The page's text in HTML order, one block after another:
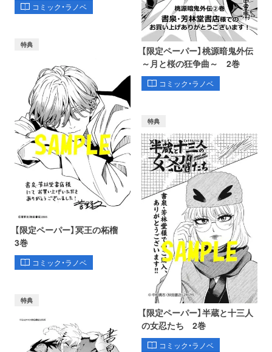
コミック・ラノベ
【限定ペーパー】桃源暗鬼外伝
～月と桜の狂争曲～ 2巻
コミック・ラノベ
特典
【限定ペーパー】冥王の柘榴
3巻
コミック・ラノベ
特典
【限定ペーパー】半蔵と十三人
の女忍たち 2巻
コミック・ラノベ
特典